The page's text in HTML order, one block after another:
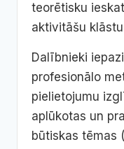
teorētisku
aktivitāšu
Dalībnieki
profesionālo
pielietojumu
aplūkotas un
būtiskas tēmas